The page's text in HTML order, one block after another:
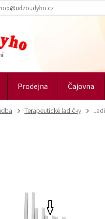
Prodejna Čajovna
Terapeutické ladičky